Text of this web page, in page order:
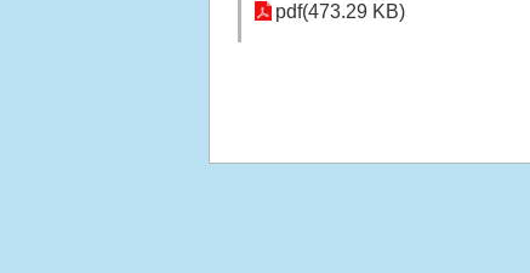
pdf(473.29 KB)